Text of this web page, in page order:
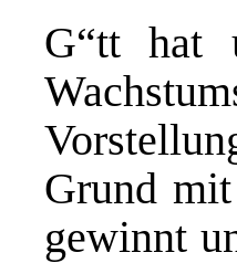
G“tt hat
Grund
gewinnt